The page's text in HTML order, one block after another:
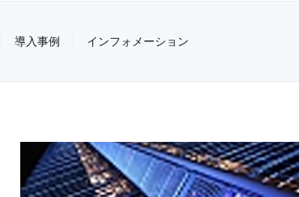
導入事例 インフォメーション